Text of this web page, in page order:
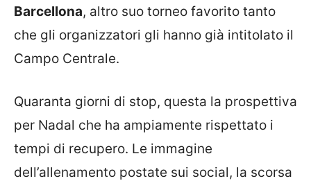
Barcellona, altro suo torneo favorito tanto
che gli organizzatori gli hanno già intitolato il
Campo Centrale.
Quaranta giorni di stop, questa la prospettiva
per Nadal che ha ampiamente rispettato i
tempi di recupero. Le immagine
dell’allenamento postate sui social, la scorsa